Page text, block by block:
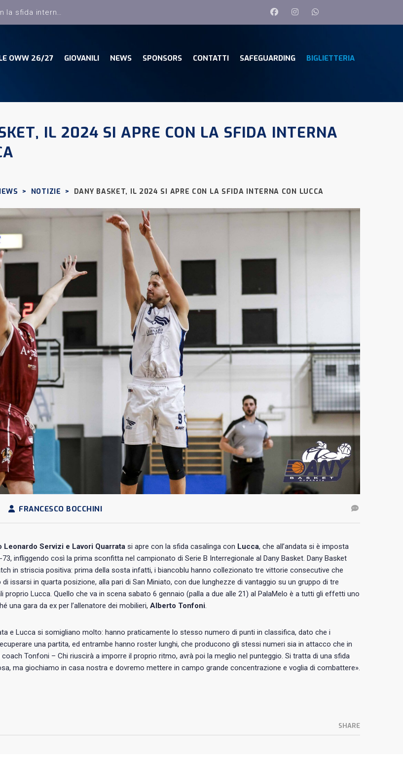
OWW 26/27 GIOVANILI NEWS SPONSORS CONTATTI SAFEGUARDING BIGLIETTERIA
IL 2024 SI APRE CON LA SFIDA INTERNA
> NOTIZIE > DANY BASKET, IL 2024 SI APRE CON LA SFIDA INTERNA CON LUCCA
FRANCESCO BOCCHINI
Leonardo Servizi e Lavori Quarrata si apre con la sfida casalinga con Lucca, che all’andata si è imposta
infliggendo così la prima sconfitta nel campionato di Serie B Interregionale al Dany Basket. Dany Basket
in striscia positiva: prima della sosta infatti, i biancoblu hanno collezionato tre vittorie consecutive che
issarsi in quarta posizione, alla pari di San Miniato, con due lunghezze di vantaggio su un gruppo di tre
proprio Lucca. Quello che va in scena sabato 6 gennaio (palla a due alle 21) al PalaMelo è a tutti gli effetti uno
una gara da ex per l’allenatore dei mobilieri, Alberto Tonfoni.
e Lucca si somigliano molto: hanno praticamente lo stesso numero di punti in classifica, dato che i
una partita, ed entrambe hanno roster lunghi, che producono gli stessi numeri sia in attacco che in
Tonfoni – Chi riuscirà a imporre il proprio ritmo, avrà poi la meglio nel punteggio. Si tratta di una sfida
ma giochiamo in casa nostra e dovremo mettere in campo grande concentrazione e voglia di combattere».
SHARE